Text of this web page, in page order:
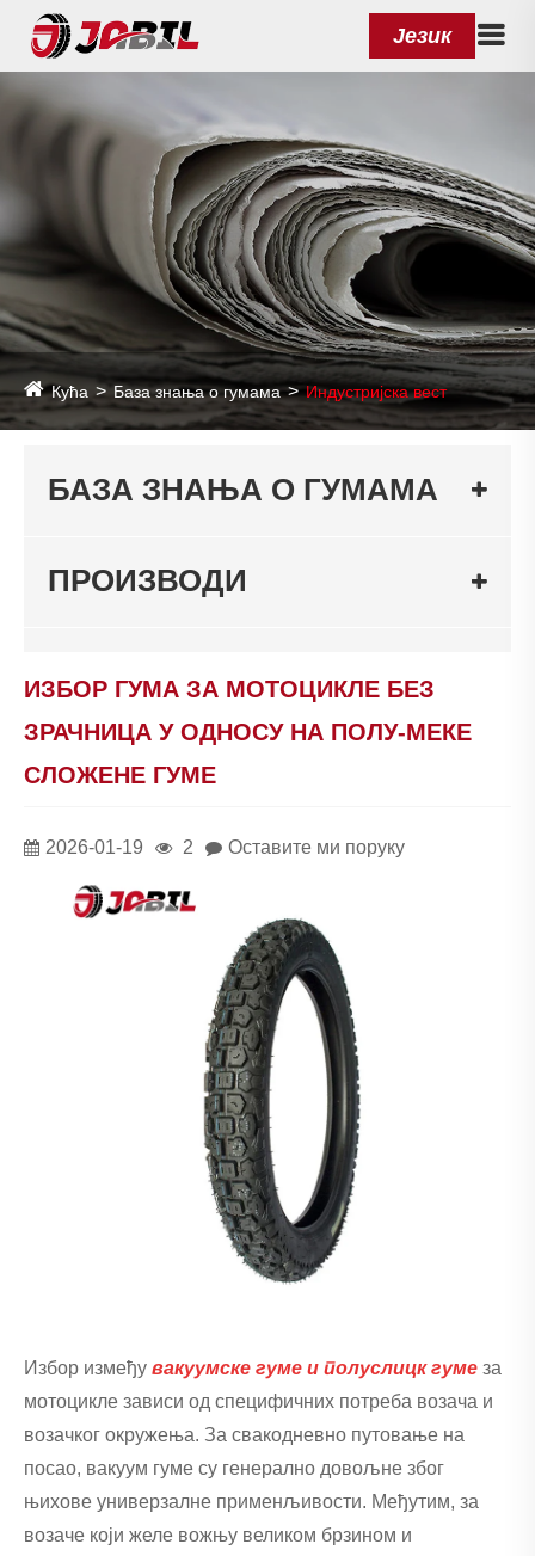
Језик
Кућа База знања о гумама Индустријска вест
БАЗА ЗНАЊА О ГУМАМА
ПРОИЗВОДИ
ИЗБОР ГУМА ЗА МОТОЦИКЛЕ БЕЗ
ЗРАЧНИЦА У ОДНОСУ НА ПОЛУ-МЕКЕ
СЛОЖЕНЕ ГУМЕ
2026-01-19 2 Оставите ми поруку
Избор између вакуумске гуме и полуслицк гуме за
мотоцикле зависи од специфичних потреба возача и
возачког окружења. За свакодневно путовање на
посао, вакуум гуме су генерално довољне због
њихове универзалне применљивости. Међутим, за
возаче који желе вожњу великом брзином и